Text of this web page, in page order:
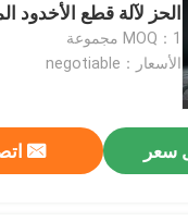
الحز لآلة قطع الأخدود
MOQ：1 مجموعة
الأسعار：negotiable
سعر